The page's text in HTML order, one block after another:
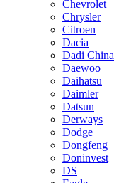
Chevrolet
Chrysler
Citroen
Dacia
Dadi China
Daewoo
Daihatsu
Daimler
Datsun
Derways
Dodge
Dongfeng
Doninvest
DS